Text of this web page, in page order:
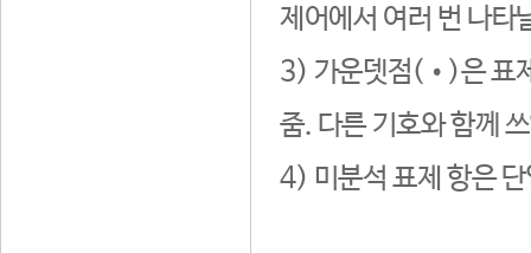
제어에서 여러 번 나타
3) 가운뎃점(•)은 표
줌. 다른 기호와 함께
4) 미분석 표제 항은